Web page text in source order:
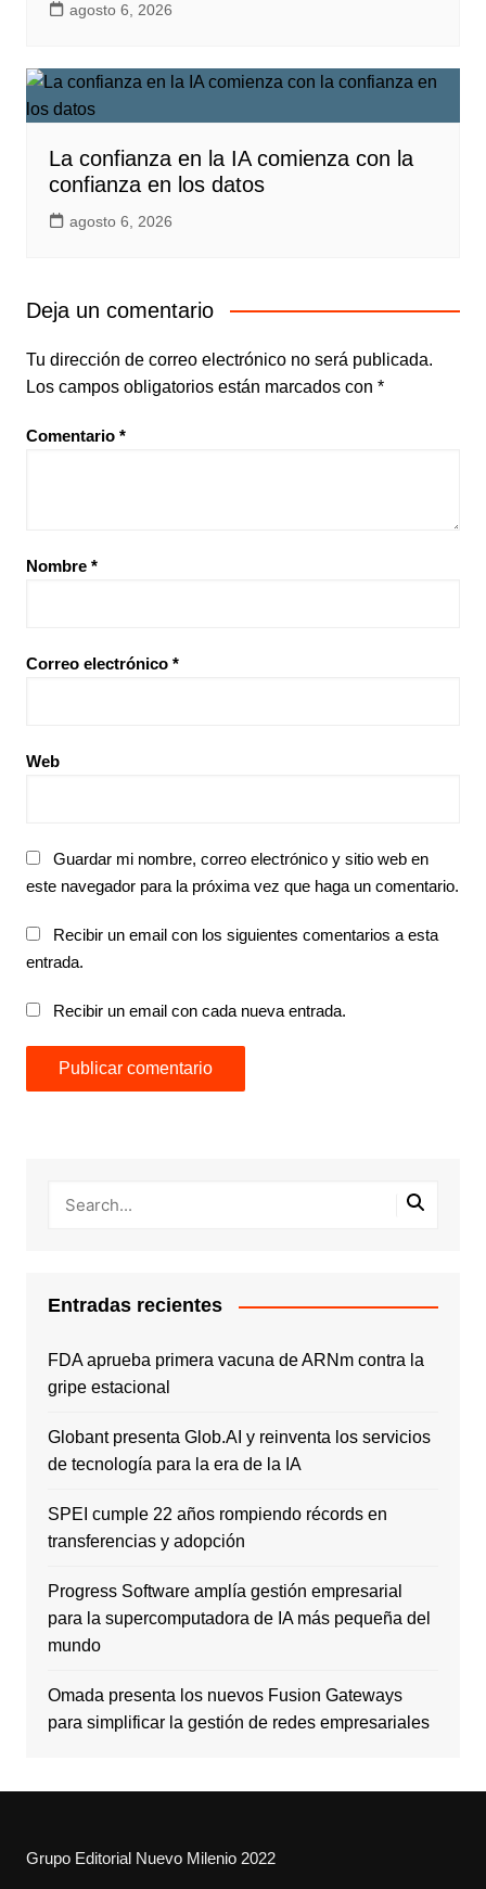
agosto 6, 2026
La confianza en la IA comienza con la
confianza en los datos
agosto 6, 2026
Deja un comentario
Tu dirección de correo electrónico no será publicada.
Los campos obligatorios están marcados con *
Comentario *
Nombre *
Correo electrónico *
Web
Guardar mi nombre, correo electrónico y sitio web en
este navegador para la próxima vez que haga un comentario.
Recibir un email con los siguientes comentarios a esta
entrada.
Recibir un email con cada nueva entrada.
Entradas recientes
FDA aprueba primera vacuna de ARNm contra la
gripe estacional
Globant presenta Glob.AI y reinventa los servicios
de tecnología para la era de la IA
SPEI cumple 22 años rompiendo récords en
transferencias y adopción
Progress Software amplía gestión empresarial
para la supercomputadora de IA más pequeña del
mundo
Omada presenta los nuevos Fusion Gateways
para simplificar la gestión de redes empresariales
Grupo Editorial Nuevo Milenio 2022